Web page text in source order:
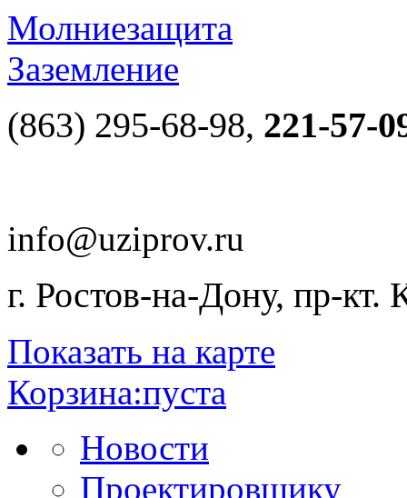
Молниезащита
Заземление
(863) 295-68-98, 221-57-
info@uziprov.ru
г. Ростов-на-Дону, пр-кт.
Показать на карте
Корзина:пуста
Новости
Проектировщику